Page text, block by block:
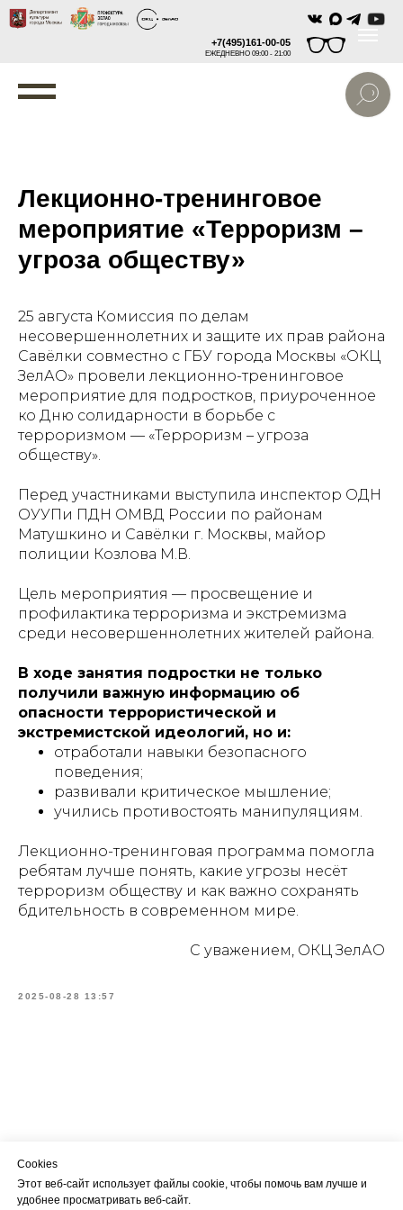
+7(495)161-00-05
ЕЖЕДНЕВНО 09:00 - 21:00
Лекционно-тренинговое
мероприятие «Терроризм –
угроза обществу»
25 августа Комиссия по делам
несовершеннолетних и защите их прав района
Савёлки совместно с ГБУ города Москвы «ОКЦ
ЗелАО» провели лекционно-тренинговое
мероприятие для подростков, приуроченное
ко Дню солидарности в борьбе с
терроризмом — «Терроризм – угроза
обществу».
Перед участниками выступила инспектор ОДН
ОУУПи ПДН ОМВД России по районам
Матушкино и Савёлки г. Москвы, майор
полиции Козлова М.В.
Цель мероприятия — просвещение и
профилактика терроризма и экстремизма
среди несовершеннолетних жителей района.
В ходе занятия подростки не только
получили важную информацию об
опасности террористической и
экстремистской идеологий, но и:
отработали навыки безопасного
поведения;
развивали критическое мышление;
учились противостоять манипуляциям.
Лекционно-тренинговая программа помогла
ребятам лучше понять, какие угрозы несёт
терроризм обществу и как важно сохранять
бдительность в современном мире.
С уважением, ОКЦ ЗелАО
2025-08-28 13:57
Cookies
Этот веб-сайт использует файлы cookie, чтобы помочь вам лучше и
удобнее просматривать веб-сайт.